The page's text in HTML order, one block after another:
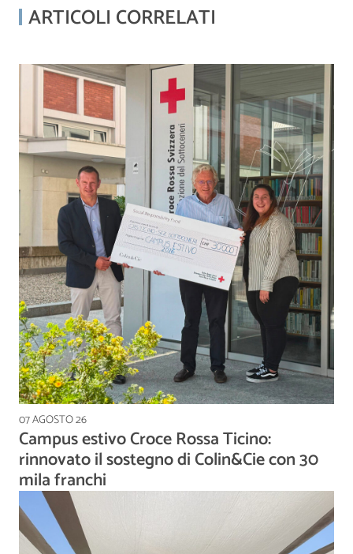
ARTICOLI CORRELATI
07 AGOSTO 26
Campus estivo Croce Rossa Ticino:
rinnovato il sostegno di Colin&Cie con 30
mila franchi